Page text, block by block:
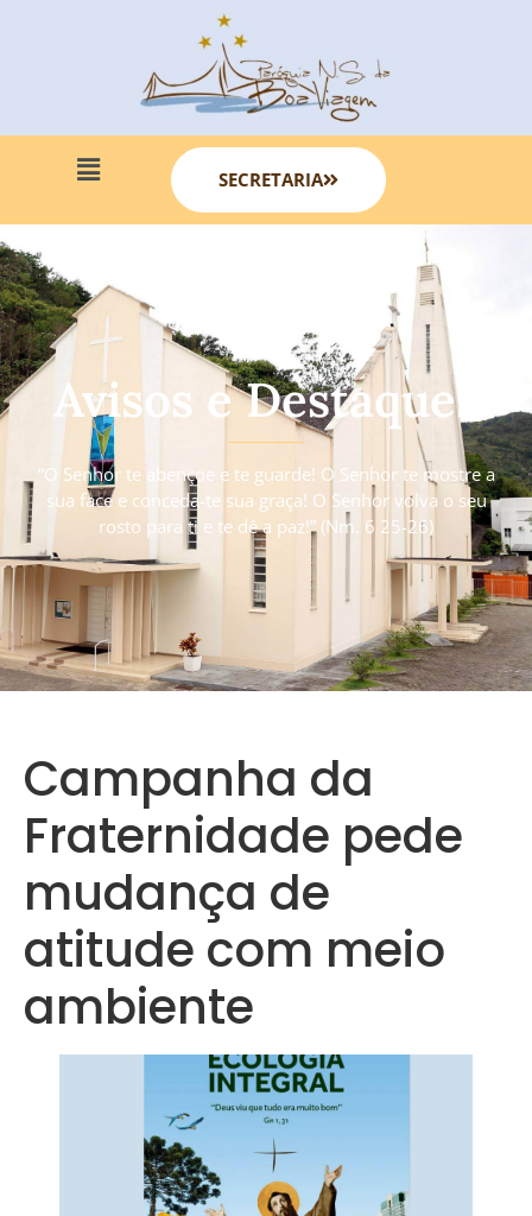
SECRETARIA
Avisos e Destaques
“O Senhor te abençoe e te guarde! O Senhor te mostre a
sua face e conceda-te sua graça! O Senhor volva o seu
rosto para ti e te dê a paz!” (Nm. 6 25-26)
Campanha da
Fraternidade pede
mudança de
atitude com meio
ambiente